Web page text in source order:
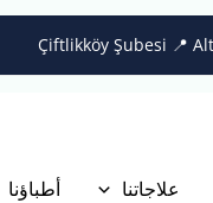
علاجاتنا أطباؤنا